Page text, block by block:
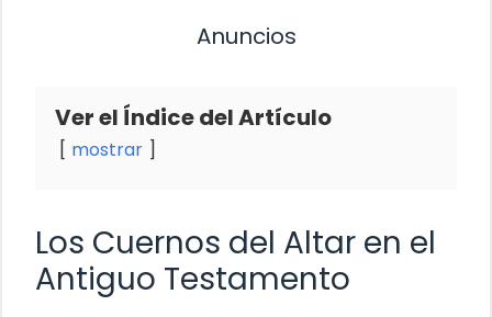
Anuncios
Ver el Índice del Artículo
mostrar
Los Cuernos del Altar en el
Antiguo Testamento